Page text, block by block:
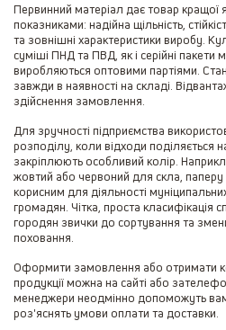
Первинний матеріал дає товар кращої
показниками: надійна щільність,
та зовнішні характеристики виробу.
суміші ПНД та ПВД, як і серійні пакети
виробляються оптовими партіями.
завжди в наявності на складі.
здійснення замовлення.
Для зручності підприємства
розподілу, коли відходи поділяється
закріплюють особливий колір.
жовтий або червоний для скла,
корисним для діяльності
громадян. Чітка, проста
городян звички до сортування та
поховання.
Оформити замовлення або отримати
продукції можна на сайті або
менеджери неодмінно допоможуть
роз'яснять умови оплати та доставки.